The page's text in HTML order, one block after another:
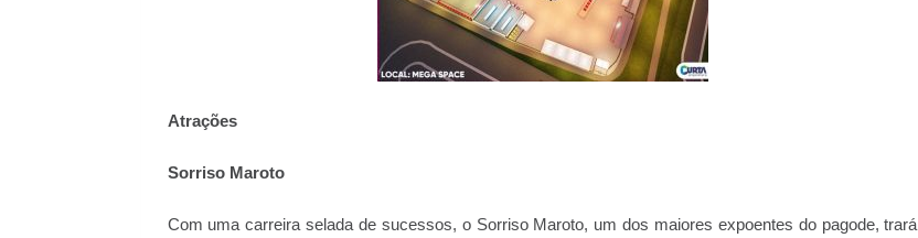
Atrações
Sorriso Maroto
Com uma carreira selada de sucessos, o Sorriso Maroto, um dos maiores expoentes do pagode, trará